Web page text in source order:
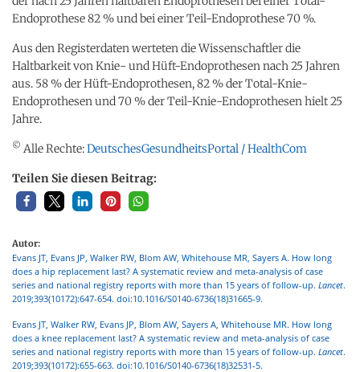
Endoprothese 82 % und bei einer Teil-Endoprothese 70 %.
Aus den Registerdaten werteten die Wissenschaftler die
Haltbarkeit von Knie- und Hüft-Endoprothesen nach 25 Jahren
aus. 58 % der Hüft-Endoprothesen, 82 % der Total-Knie-
Endoprothesen und 70 % der Teil-Knie-Endoprothesen hielt 25
Jahre.
© Alle Rechte:DeutschesGesundheitsPortal / HealthCom
Teilen Sie diesen Beitrag:
Autor:
Evans JT, Evans JP, Walker RW, Blom AW, Whitehouse MR, Sayers A. How long
does a hip replacement last? A systematic review and meta-analysis of case
series and national registry reports with more than 15 years of follow-up. Lancet.
2019;393(10172):647-654. doi:10.1016/S0140-6736(18)31665-9.
Evans JT, Walker RW, Evans JP, Blom AW, Sayers A, Whitehouse MR. How long
does a knee replacement last? A systematic review and meta-analysis of case
series and national registry reports with more than 15 years of follow-up. Lancet.
2019;393(10172):655-663. doi:10.1016/S0140-6736(18)32531-5.